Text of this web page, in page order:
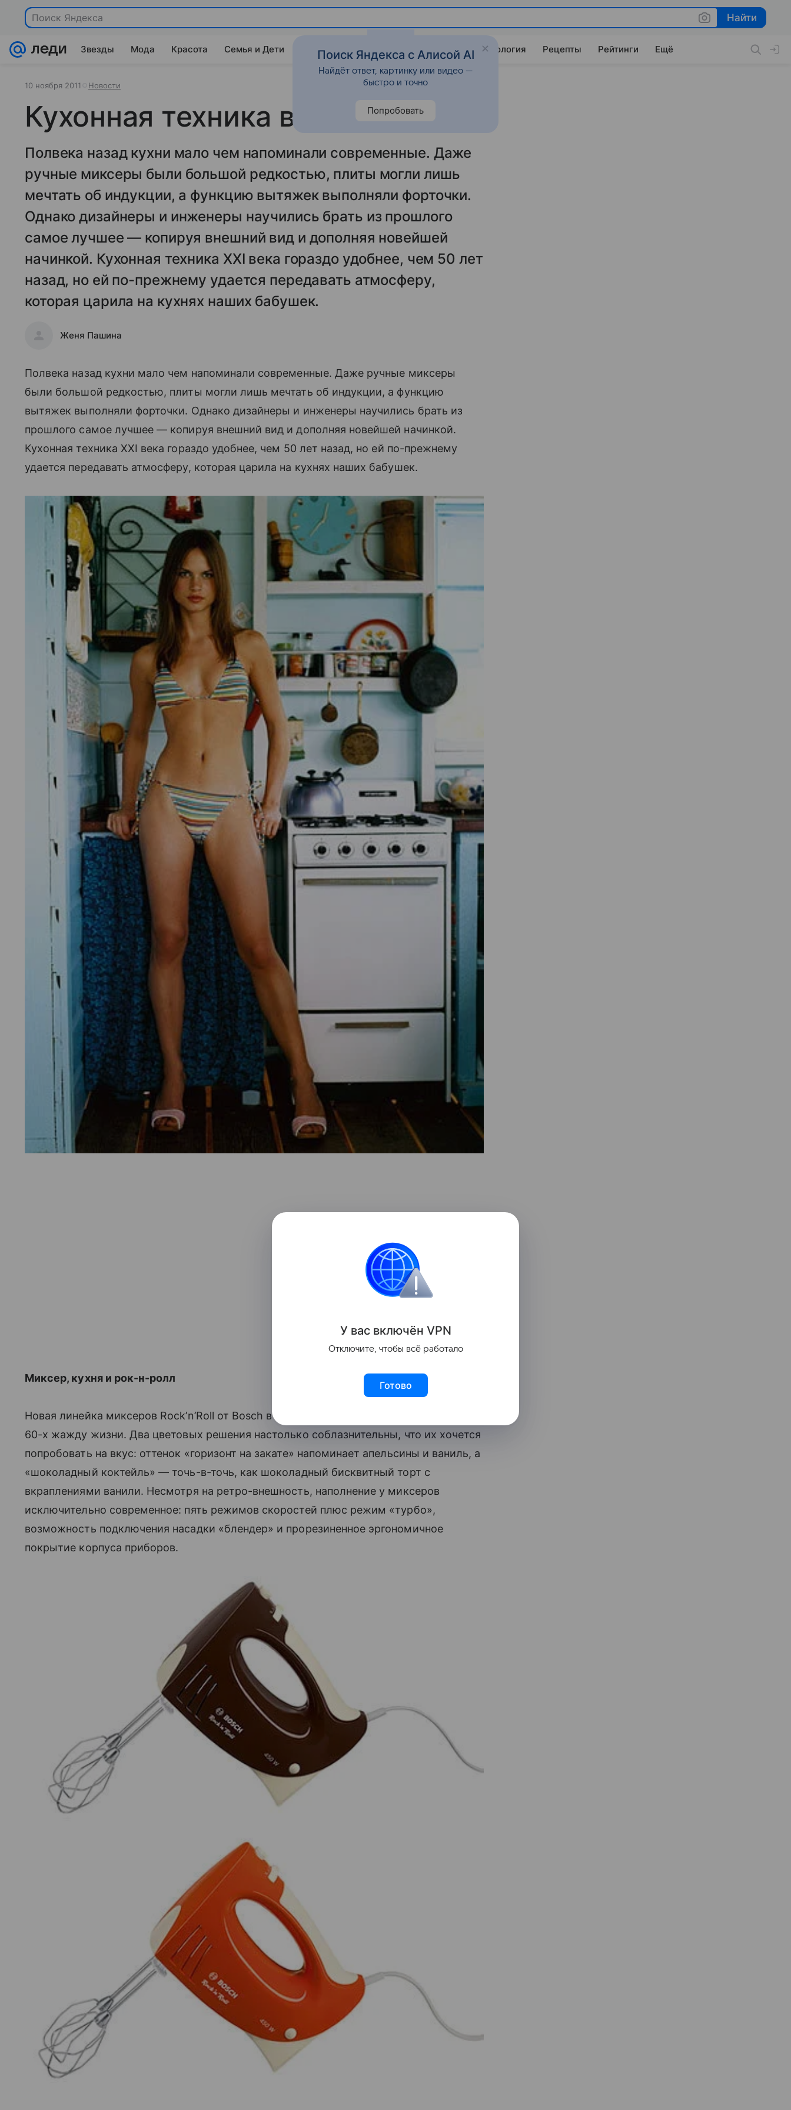
Поиск Яндекса Найти
Найти
Звезды Мода Красота Семья и Дети Дом Гороскопы Стиль жизни Психология Рецепты Рейтинги Ещё
10 ноября 2011 Новости
Кухонная техника в стиле ретро
Полвека назад кухни мало чем напоминали современные. Даже
ручные миксеры были большой редкостью, плиты могли лишь
мечтать об индукции, а функцию вытяжек выполняли форточки.
Однако дизайнеры и инженеры научились брать из прошлого
самое лучшее — копируя внешний вид и дополняя новейшей
начинкой. Кухонная техника XXI века гораздо удобнее, чем 50 лет
назад, но ей по-прежнему удается передавать атмосферу,
которая царила на кухнях наших бабушек.
Женя Пашина
Полвека назад кухни мало чем напоминали современные. Даже ручные миксеры
были большой редкостью, плиты могли лишь мечтать об индукции, а функцию
вытяжек выполняли форточки. Однако дизайнеры и инженеры научились брать из
прошлого самое лучшее — копируя внешний вид и дополняя новейшей начинкой.
Кухонная техника XXI века гораздо удобнее, чем 50 лет назад, но ей по-прежнему
удается передавать атмосферу, которая царила на кухнях наших бабушек.
Миксер, кухня и рок-н-ролл
Новая линейка миксеров Rock’n’Roll от Bosch в точности передает характерную для
60-х жажду жизни. Два цветовых решения настолько соблазнительны, что их хочется
попробовать на вкус: оттенок «горизонт на закате» напоминает апельсины и ваниль, а
«шоколадный коктейль» — точь-в-точь, как шоколадный бисквитный торт с
вкраплениями ванили. Несмотря на ретро-внешность, наполнение у миксеров
исключительно современное: пять режимов скоростей плюс режим «турбо»,
возможность подключения насадки «блендер» и прорезиненное эргономичное
покрытие корпуса приборов.
У вас включён VPN
Отключите, чтобы всё работало
Готово
Поиск Яндекса с Алисой AI
Найдёт ответ, картинку или видео —
быстро и точно
Попробовать